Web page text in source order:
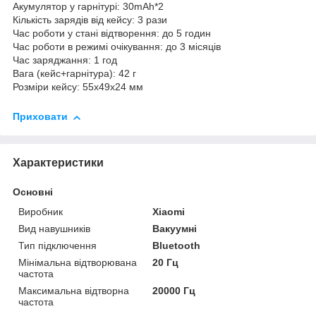
Акумулятор у гарнітурі: 30mAh*2
Кількість зарядів від кейсу: 3 рази
Час роботи у стані відтворення: до 5 годин
Час роботи в режимі очікування: до 3 місяців
Час заряджання: 1 год
Вага (кейс+гарнітура): 42 г
Розміри кейсу: 55х49х24 мм
Приховати
Характеристики
Основні
Виробник
Xiaomi
Вид навушників
Вакуумні
Тип підключення
Bluetooth
Мінімальна відтворювана
частота
20 Гц
Максимальна відтворна
частота
20000 Гц